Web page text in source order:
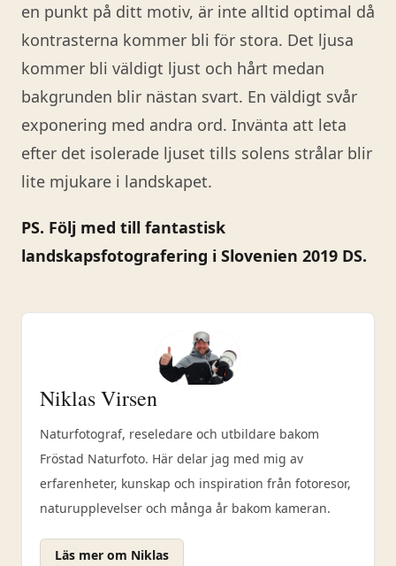
en punkt på ditt motiv, är inte alltid optimal då
kontrasterna kommer bli för stora. Det ljusa
kommer bli väldigt ljust och hårt medan
bakgrunden blir nästan svart. En väldigt svår
exponering med andra ord. Invänta att leta
efter det isolerade ljuset tills solens strålar blir
lite mjukare i landskapet.
PS. Följ med till fantastisk
landskapsfotografering i Slovenien 2019 DS.
Niklas Virsen
Naturfotograf, reseledare och utbildare bakom
Fröstad Naturfoto. Här delar jag med mig av
erfarenheter, kunskap och inspiration från fotoresor,
naturupplevelser och många år bakom kameran.
Läs mer om Niklas